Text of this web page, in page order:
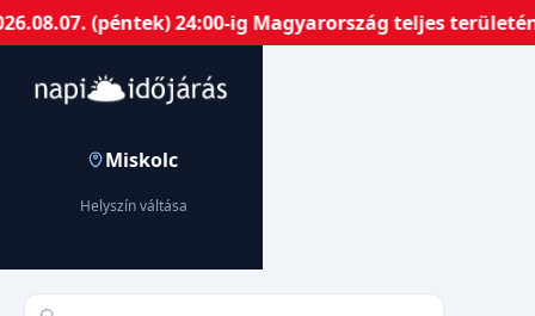
24:00-ig Magyarország teljes területén
Miskolc
Helyszín váltása
Település keresése